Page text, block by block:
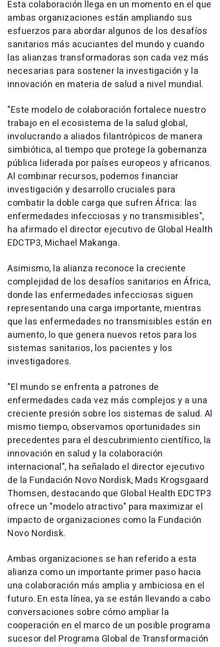
Esta colaboración llega en un momento en el que
ambas organizaciones están ampliando sus
esfuerzos para abordar algunos de los desafíos
sanitarios más acuciantes del mundo y cuando
las alianzas transformadoras son cada vez más
necesarias para sostener la investigación y la
innovación en materia de salud a nivel mundial.
"Este modelo de colaboración fortalece nuestro
trabajo en el ecosistema de la salud global,
involucrando a aliados filantrópicos de manera
simbiótica, al tiempo que protege la gobernanza
pública liderada por países europeos y africanos.
Al combinar recursos, podemos financiar
investigación y desarrollo cruciales para
combatir la doble carga que sufren África: las
enfermedades infecciosas y no transmisibles",
ha afirmado el director ejecutivo de Global Health
EDCTP3, Michael Makanga.
Asimismo, la alianza reconoce la creciente
complejidad de los desafíos sanitarios en África,
donde las enfermedades infecciosas siguen
representando una carga importante, mientras
que las enfermedades no transmisibles están en
aumento, lo que genera nuevos retos para los
sistemas sanitarios, los pacientes y los
investigadores.
"El mundo se enfrenta a patrones de
enfermedades cada vez más complejos y a una
creciente presión sobre los sistemas de salud. Al
mismo tiempo, observamos oportunidades sin
precedentes para el descubrimiento científico, la
innovación en salud y la colaboración
internacional", ha señalado el director ejecutivo
de la Fundación Novo Nordisk, Mads Krogsgaard
Thomsen, destacando que Global Health EDCTP3
ofrece un "modelo atractivo" para maximizar el
impacto de organizaciones como la Fundación
Novo Nordisk.
Ambas organizaciones se han referido a esta
alianza como un importante primer paso hacia
una colaboración más amplia y ambiciosa en el
futuro. En esta línea, ya se están llevando a cabo
conversaciones sobre cómo ampliar la
cooperación en el marco de un posible programa
sucesor del Programa Global de Transformación